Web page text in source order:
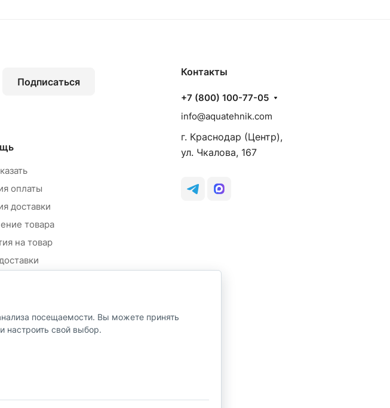
Подписаться
оплаты
доставки
товара
на товар
на обработку
данных
Контакты
+7 (800) 100-77-05
info@aquatehnik.com
г. Краснодар (Центр),
ул. Чкалова, 167
посещаемости. Вы можете принять
настроить свой выбор.